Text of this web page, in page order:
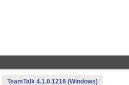
TeamTalk 4.1.0.1216 (Windows)